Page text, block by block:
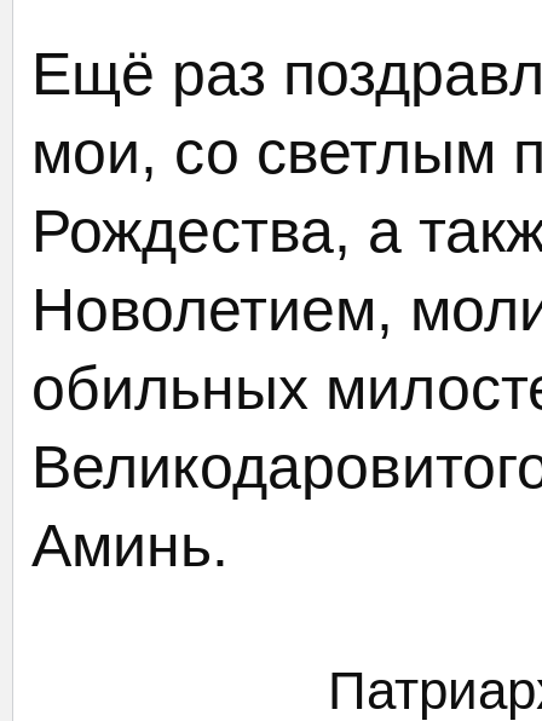
Ещё раз
мои, со светлым
Рождества, а
Новолетием,
обильных
Аминь.